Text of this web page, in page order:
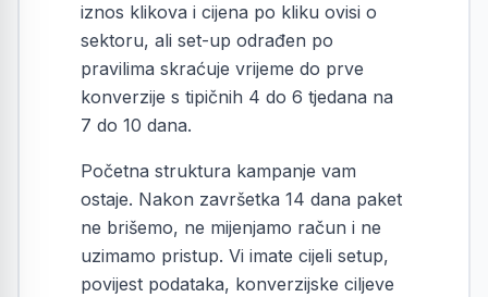
iznos klikova i cijena po kliku ovisi o
sektoru, ali set-up odrađen po
pravilima skraćuje vrijeme do prve
konverzije s tipičnih 4 do 6 tjedana na
7 do 10 dana.
Početna struktura kampanje vam
ostaje. Nakon završetka 14 dana paket
ne brišemo, ne mijenjamo račun i ne
uzimamo pristup. Vi imate cijeli setup,
povijest podataka, konverzijske ciljeve